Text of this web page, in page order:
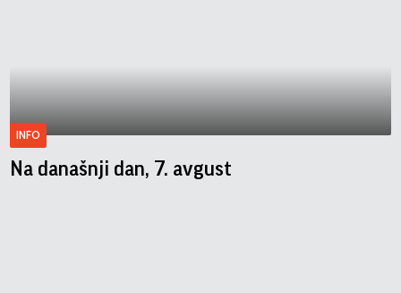
INFO
Na današnji dan, 7. avgust